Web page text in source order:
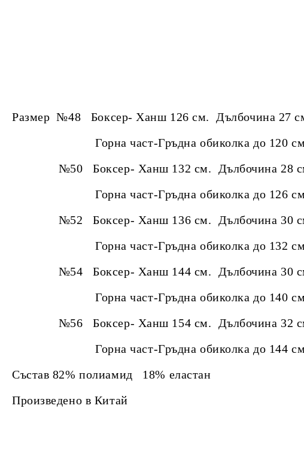
Размер №48 Боксер- Ханш 126 см. Дълбочина 27
Горна част-Гръдна обиколка до 120 см.
№50 Боксер- Ханш 132 см. Дълбочина 28
Горна част-Гръдна обиколка до 126 см.
№52Боксер- Ханш 136 см. Дълбочина 30
Горна част-Гръдна обиколка до 132 см.
№54 Боксер- Ханш 144 см. Дълбочина 30
Горна част-Гръдна обиколка до 140 см.
№56 Боксер- Ханш 154 см. Дълбочина 32
Горна част-Гръдна обиколка до 144 см.
Състав 82% полиамид 18% еластан
Произведено в Китай